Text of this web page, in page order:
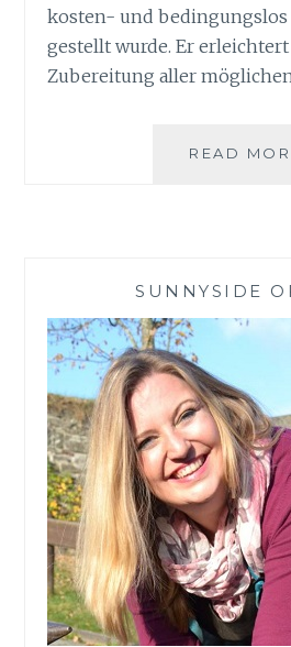
kosten- und bedingungslos
gestellt wurde. Er
Zubereitung aller
READ
SUNNYSIDE